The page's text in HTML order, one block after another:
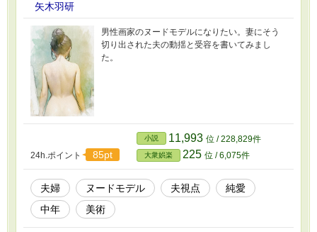
矢木羽研
男性画家のヌードモデルになりたい。妻にそう
切り出された夫の動揺と受容を書いてみまし
た。
24h.ポイント 85pt
小説 11,993 位 / 228,829件
大衆娯楽 225 位 / 6,075件
夫婦 ヌードモデル 夫視点
純愛
中年
美術